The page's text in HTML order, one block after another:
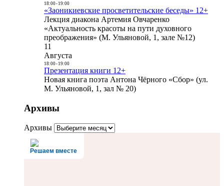
18:00- 19:00
«Заоникиевские просветительские беседы» 12+
Лекция диакона Артемия Овчаренко
«Актуальность красоты на пути духовного
преображения» (М. Ульяновой, 1, зале №12)
11
Августа
18:00- 19:00
Презентация книги 12+
Новая книга поэта Антона Чёрного «Сбор» (ул.
М. Ульяновой, 1, зал № 20)
Архивы
Архивы
Решаем вместе